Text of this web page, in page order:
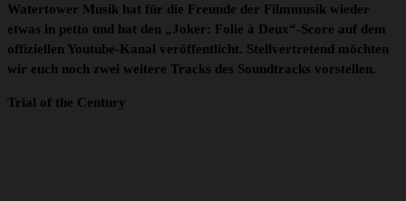
Watertower Musik hat für die Freunde der Filmmusik wieder
etwas in petto und hat den „Joker: Folie à Deux“-Score auf dem
offiziellen Youtube-Kanal veröffentlicht. Stellvertretend möchten
wir euch noch zwei weitere Tracks des Soundtracks vorstellen.
Trial of the Century